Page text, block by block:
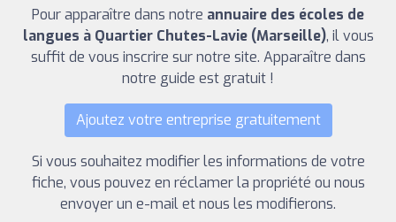
Pour apparaître dans notre annuaire des écoles de
langues à Quartier Chutes-Lavie (Marseille), il vous
suffit de vous inscrire sur notre site. Apparaître dans
notre guide est gratuit !
Ajoutez votre entreprise gratuitement
Si vous souhaitez modifier les informations de votre
fiche, vous pouvez en réclamer la propriété ou nous
envoyer un e-mail et nous les modifierons.